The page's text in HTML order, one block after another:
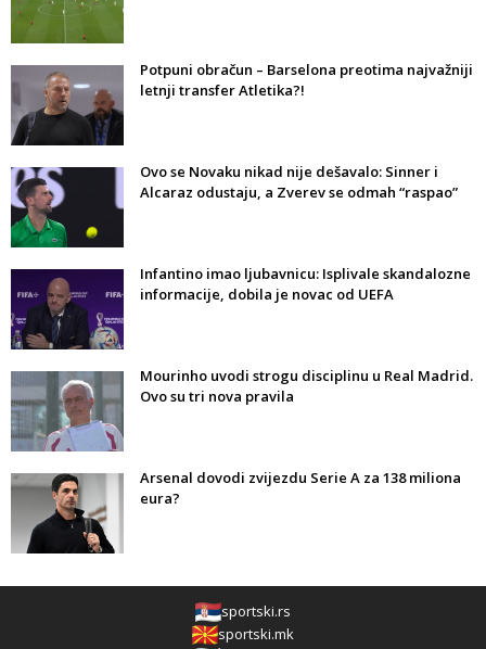
Potpuni obračun – Barselona preotima najvažniji
letnji transfer Atletika?!
Ovo se Novaku nikad nije dešavalo: Sinner i
Alcaraz odustaju, a Zverev se odmah “raspao”
Infantino imao ljubavnicu: Isplivale skandalozne
informacije, dobila je novac od UEFA
Mourinho uvodi strogu disciplinu u Real Madrid.
Ovo su tri nova pravila
Arsenal dovodi zvijezdu Serie A za 138 miliona
eura?
sportski.rs
sportski.mk